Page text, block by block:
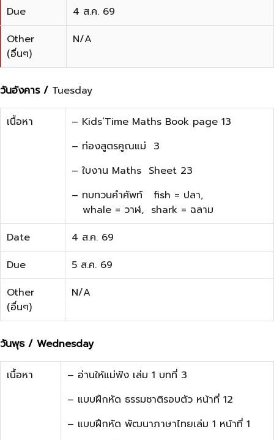
Due
4 ส.ค. 69
Other
(อื่นๆ)
N/A
วันอังคาร / Tuesday
เนื้อหา
– Kids’Time Maths Book page 13
– ท่องสูตรคูณแม่ 3
– ใบงาน Maths Sheet 23
– ทบทวนคำศัพท์ fish = ปลา,
whale = วาฬ, shark = ฉลาม
Date
4 ส.ค. 69
Due
5 ส.ค. 69
Other
(อื่นๆ)
N/A
วันพุธ / Wednesday
เนื้อหา
– อ่านให้แม่ฟัง เล่ม 1 บทที่ 3
– แบบฝึกหัด ธรรมชาติรอบตัว หน้าที่ 12
– แบบฝึกหัด พัฒนาภาษาไทยเล่ม 1 หน้าที่ 1